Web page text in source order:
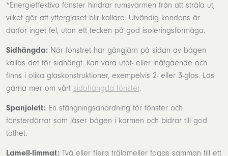
*Energieffektiva fönster hindrar rumsvärmen från att stråla ut,
vilket gör att ytterglaset blir kallare. Utvändig kondens är
därför inget fel, utan ett tecken på god isoleringsförmåga.
Sidhängda: När fönstret har gångjärn på sidan av bågen
kallas det för sidhängt. Kan vara utåt- eller inåtgående och
finns i olika glaskonstruktioner, exempelvis 2- eller 3-glas. Läs
gärna mer om vårt sidohängda fönster.
Spanjolett: En stängningsanordning för fönster och
fönsterdörrar som låser bågen i karmen och bidrar till god
täthet.
Lamell-limmat: Två eller flera trälameller fogas samman till ett